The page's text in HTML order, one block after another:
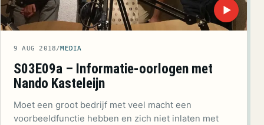
▶
9 AUG 2018/MEDIA
S03E09a – Informatie-oorlogen met
Nando Kasteleijn
Moet een groot bedrijf met veel macht een
voorbeeldfunctie hebben en zich niet inlaten met